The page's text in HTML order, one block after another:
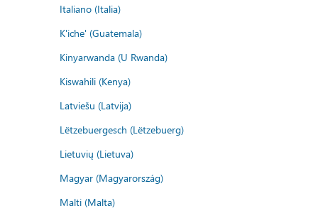
Italiano (Italia)
K'iche' (Guatemala)
Kinyarwanda (U Rwanda)
Kiswahili (Kenya)
Latviešu (Latvija)
Lëtzebuergesch (Lëtzebuerg)
Lietuvių (Lietuva)
Magyar (Magyarország)
Malti (Malta)